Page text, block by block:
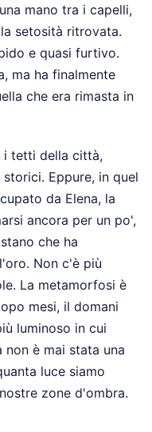
mano tra i capelli,
setosità ritrovata.
e quasi furtivo.
ma ha finalmente
che era rimasta in
i tetti della città,
Eppure, in quel
da Elena, la
ancora per un po',
che ha
Non c'è più
La metamorfosi è
mesi, il domani
luminoso in cui
non è mai stata una
luce siamo
zone d'ombra.